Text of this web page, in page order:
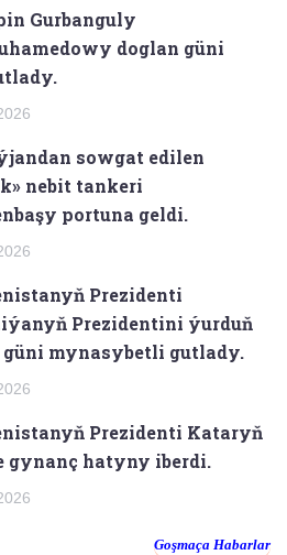
Gurbanguly
doglan güni
sowgat edilen
nebit tankeri
portuna geldi.
Prezidenti
Prezidentini ýurduň
mynasybetli gutlady.
Prezidenti Kataryň
gynanç hatyny iberdi.
Goşmaça Habarlar